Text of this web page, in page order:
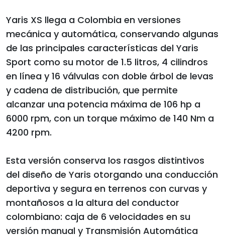
Yaris XS llega a Colombia en versiones
mecánica y automática, conservando algunas
de las principales características del Yaris
Sport como su motor de 1.5 litros, 4 cilindros
en línea y 16 válvulas con doble árbol de levas
y cadena de distribución, que permite
alcanzar una potencia máxima de 106 hp a
6000 rpm, con un torque máximo de 140 Nm a
4200 rpm.
Esta versión conserva los rasgos distintivos
del diseño de Yaris otorgando una conducción
deportiva y segura en terrenos con curvas y
montañosos a la altura del conductor
colombiano: caja de 6 velocidades en su
versión manual y Transmisión Automática